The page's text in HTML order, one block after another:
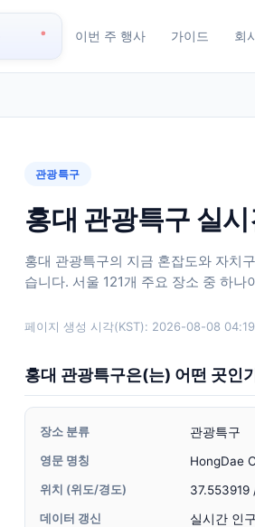
이번 주 행사 가이드 회
관광특구
홍대 관광특구 실
홍대 관광특구의 지금 혼잡도와 자치
습니다. 서울 121개 주요 장소 중 하나
페이지 생성 시각(KST): 2026-08-08 04:19
홍대 관광특구은(는) 어떤 곳인
장소 분류
관광특구
영문 명칭
HongDae
위치 (위도/경도)
37.553919
데이터 갱신
실시간 인